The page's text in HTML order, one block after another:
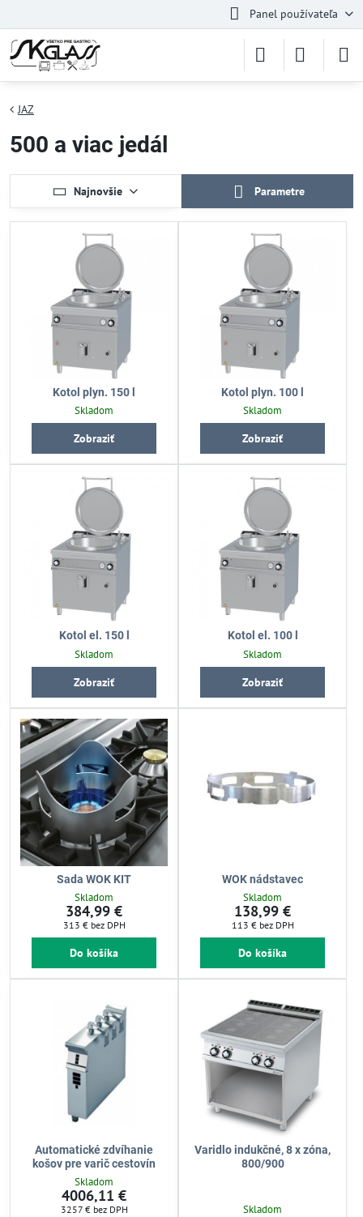
Panel používateľa
JAZ
500 a viac jedál
Najnovšie Parametre
Kotol plyn. 150 l
Skladom
Zobraziť
Kotol plyn. 100 l
Skladom
Zobraziť
Kotol el. 150 l
Skladom
Zobraziť
Kotol el. 100 l
Skladom
Zobraziť
Sada WOK KIT
Skladom
384,99 €
313 € bez DPH
Do košíka
WOK nádstavec
Skladom
138,99 €
113 € bez DPH
Do košíka
Automatické zdvíhanie
košov pre varič cestovín
Skladom
4006,11 €
3257 € bez DPH
Varidlo indukčné, 8 x zóna,
800/900
Skladom